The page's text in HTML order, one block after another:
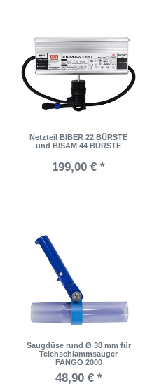
Netzteil BIBER 22 BÜRSTE
und BISAM 44 BÜRSTE
199,00 € *
Saugdüse rund Ø 38 mm für
Teichschlammsauger
FANGO 2000
48,90 € *